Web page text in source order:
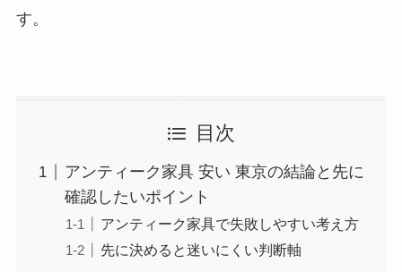
す。
目次
アンティーク家具 安い 東京の結論と先に
確認したいポイント
アンティーク家具で失敗しやすい考え方
先に決めると迷いにくい判断軸